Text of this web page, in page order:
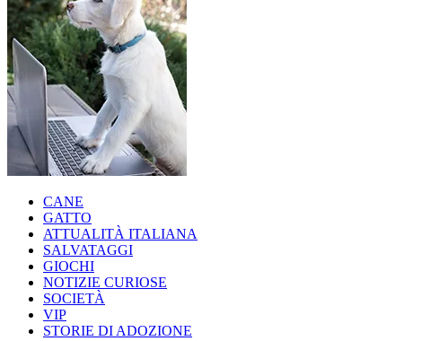
CANE
GATTO
ATTUALITÀ ITALIANA
SALVATAGGI
GIOCHI
NOTIZIE CURIOSE
SOCIETÀ
VIP
STORIE DI ADOZIONE